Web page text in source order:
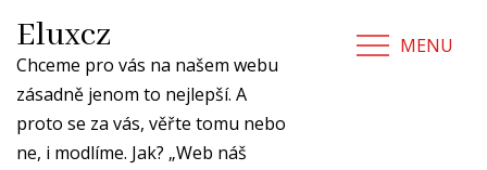
content
Eluxcz
Chceme pro vás na našem webu
zásadně jenom to nejlepší. A
proto se za vás, věřte tomu nebo
ne, i modlíme. Jak? „Web náš
MENU